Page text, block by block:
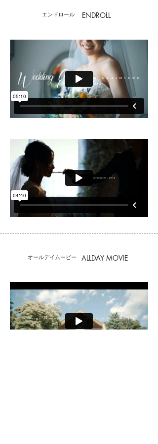
エンドロール ENDROLL
​オールデイムービー ALLDAY MOVIE